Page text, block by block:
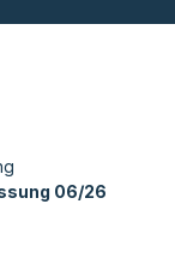
06/26